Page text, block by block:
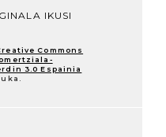
IKUSI
Commons
3.0 Espainia